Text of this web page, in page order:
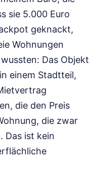
sie 5.000 Euro
geknackt,
Wohnungen
Das Objekt
einem Stadtteil,
die den Preis
die zwar
Das ist kein